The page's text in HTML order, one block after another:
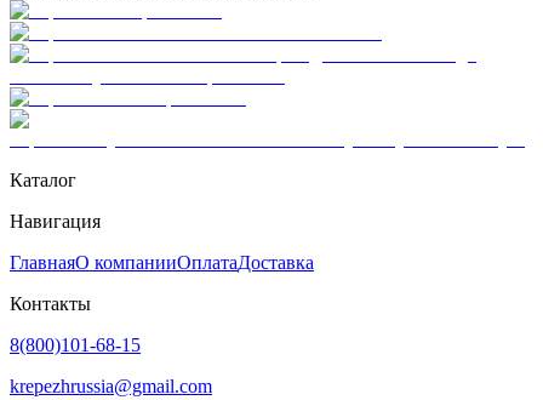
Каталог
Навигация
ГлавнаяО компанииОплатаДоставка
Контакты
8(800)101-68-15
krepezhrussia@gmail.com